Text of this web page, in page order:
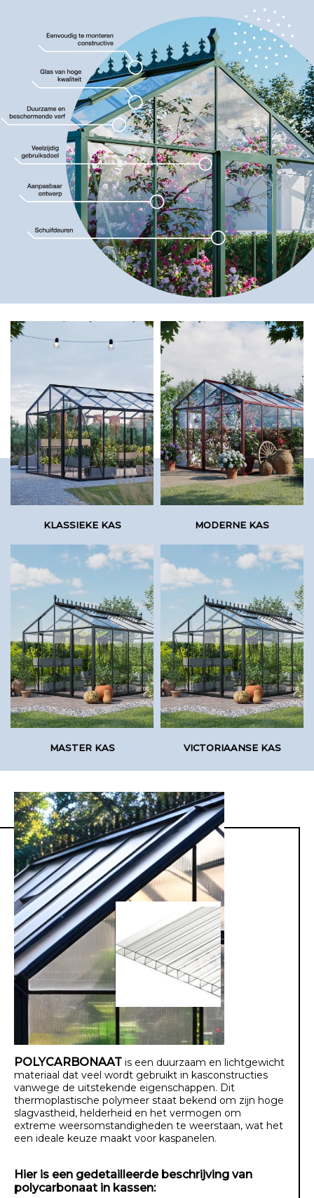
KLASSIEKE KAS MODERNE KAS
MASTER KAS VICTORIAANSE KAS
POLYCARBONAAT is een duurzaam en lichtgewicht
materiaal dat veel wordt gebruikt in kasconstructies
vanwege de uitstekende eigenschappen. Dit
thermoplastische polymeer staat bekend om zijn hoge
slagvastheid, helderheid en het vermogen om
extreme weersomstandigheden te weerstaan, wat het
een ideale keuze maakt voor kaspanelen.
Hier is een gedetailleerde beschrijving van
polycarbonaat in kassen: